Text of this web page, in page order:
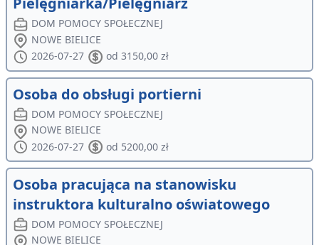
DOM POMOCY SPOŁECZNEJ
NOWE BIELICE
2026-07-27
od 3150,00 zł
Osoba do obsługi portierni
DOM POMOCY SPOŁECZNEJ
NOWE BIELICE
2026-07-27
od 5200,00 zł
Osoba pracująca na stanowisku
instruktora kulturalno oświatowego
DOM POMOCY SPOŁECZNEJ
NOWE BIELICE